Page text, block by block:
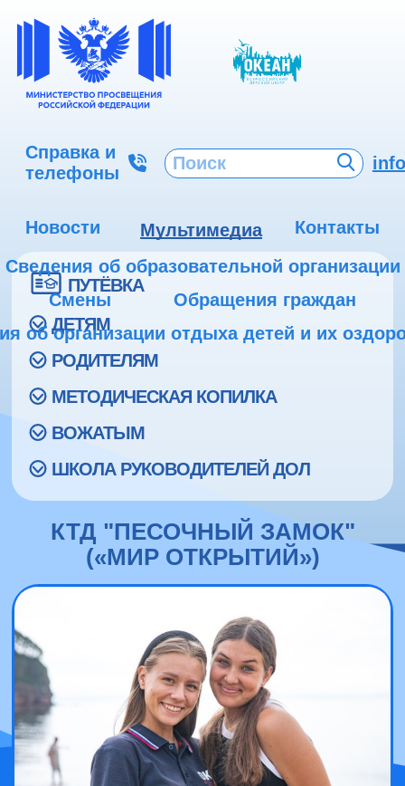
Справка и
телефоны
Новости Мультимедиа
Контакты
Сведения об образовательной организации
Смены
Обращения граждан
об организации отдыха детей и их
ПУТЁВКА
ДЕТЯМ
РОДИТЕЛЯМ
МЕТОДИЧЕСКАЯ КОПИЛКА
ВОЖАТЫМ
ШКОЛА РУКОВОДИТЕЛЕЙ ДОЛ
КТД "ПЕСОЧНЫЙ ЗАМОК"
(«МИР ОТКРЫТИЙ»)